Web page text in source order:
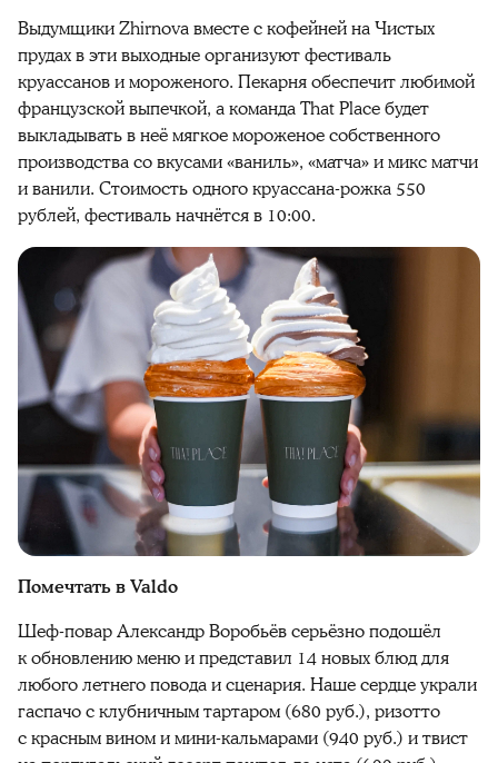
Выдумщики Zhirnova вместе с кофейней на Чистых
прудах в эти выходные организуют фестиваль
круассанов и мороженого. Пекарня обеспечит любимой
французской выпечкой, а команда That Place будет
выкладывать в неё мягкое мороженое собственного
производства со вкусами «ваниль», «матча» и микс матчи
и ванили. Стоимость одного круассана-рожка 550
рублей, фестиваль начнётся в 10:00.
Помечтать в Valdo
Шеф-повар Александр Воробьёв серьёзно подошёл
к обновлению меню и представил 14 новых блюд для
любого летнего повода и сценария. Наше сердце украли
гаспачо с клубничным тартаром (680 руб.), ризотто
с красным вином и мини-кальмарами (940 руб.) и твист